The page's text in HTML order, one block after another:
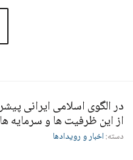
در الگوی اسلامی ایرانی
از این ظرفیت ها و سرمایه
دسته:اخبار و رویدادها